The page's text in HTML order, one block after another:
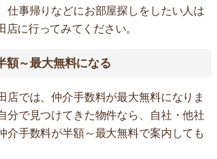
仕事帰りなどにお部屋探しをしたい人は
店に行ってみてください。
額～最大無料になる
店では、仲介手数料が最大無料になりま
分で見つけてきた物件なら、自社・他社
介手数料が半額～最大無料で案内しても